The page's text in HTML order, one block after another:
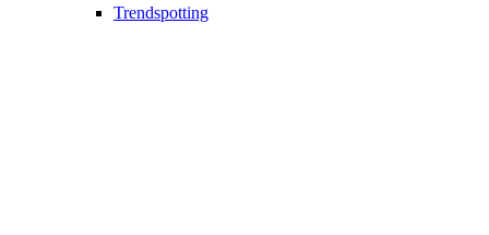
Trendspotting